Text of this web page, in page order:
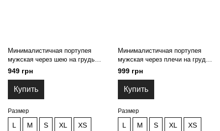
Минималистичная портупея
мужская через шею на грудь
2110 - Эко-Кожа, нужна
помощь
949 грн
Купить
Размер
L M S XL XS
Минималистичная портупея
мужская через плечи на грудь
с цепочкой 2111 - Эко-Кожа,
нужна помощь
999 грн
Купить
Размер
L M S XL XS